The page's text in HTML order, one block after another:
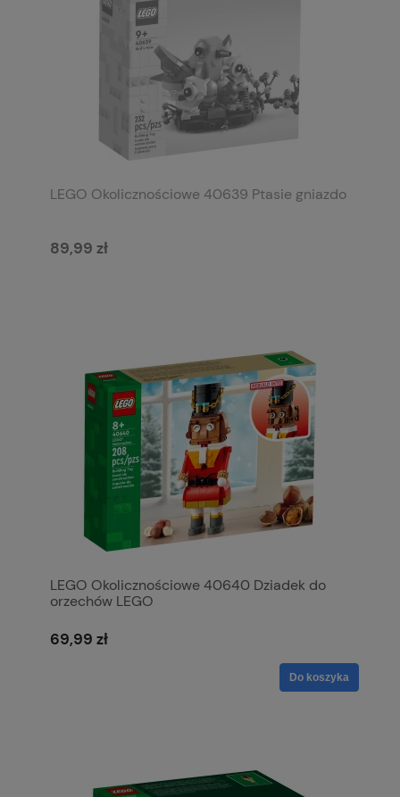
LEGO Okolicznościowe 40639 Ptasie gniazdo
89,99 zł
LEGO Okolicznościowe 40640 Dziadek do
orzechów LEGO
69,99 zł
Do koszyka